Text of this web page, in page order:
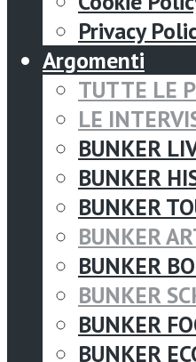
Privacy
Argomenti
TUTTE LE
LE
BUNKER
BUNKER
BUNKER
BUNKER
BUNKER
BUNKER
BUNKER
BUNKER